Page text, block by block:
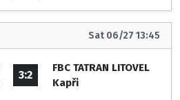
Sat 06/27 13:45
3:2
FBC TATRAN LITOVEL
Kapři